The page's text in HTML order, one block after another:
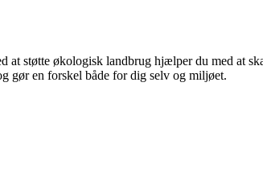
at støtte økologisk landbrug hjælper du med at
gør en forskel både for dig selv og miljøet.